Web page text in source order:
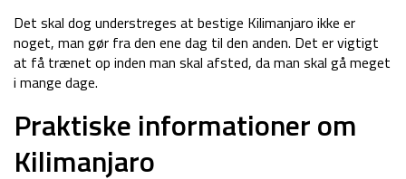
Det skal dog understreges at bestige Kilimanjaro ikke er
noget, man gør fra den ene dag til den anden. Det er vigtigt
at få trænet op inden man skal afsted, da man skal gå meget
i mange dage.
Praktiske informationer om
Kilimanjaro